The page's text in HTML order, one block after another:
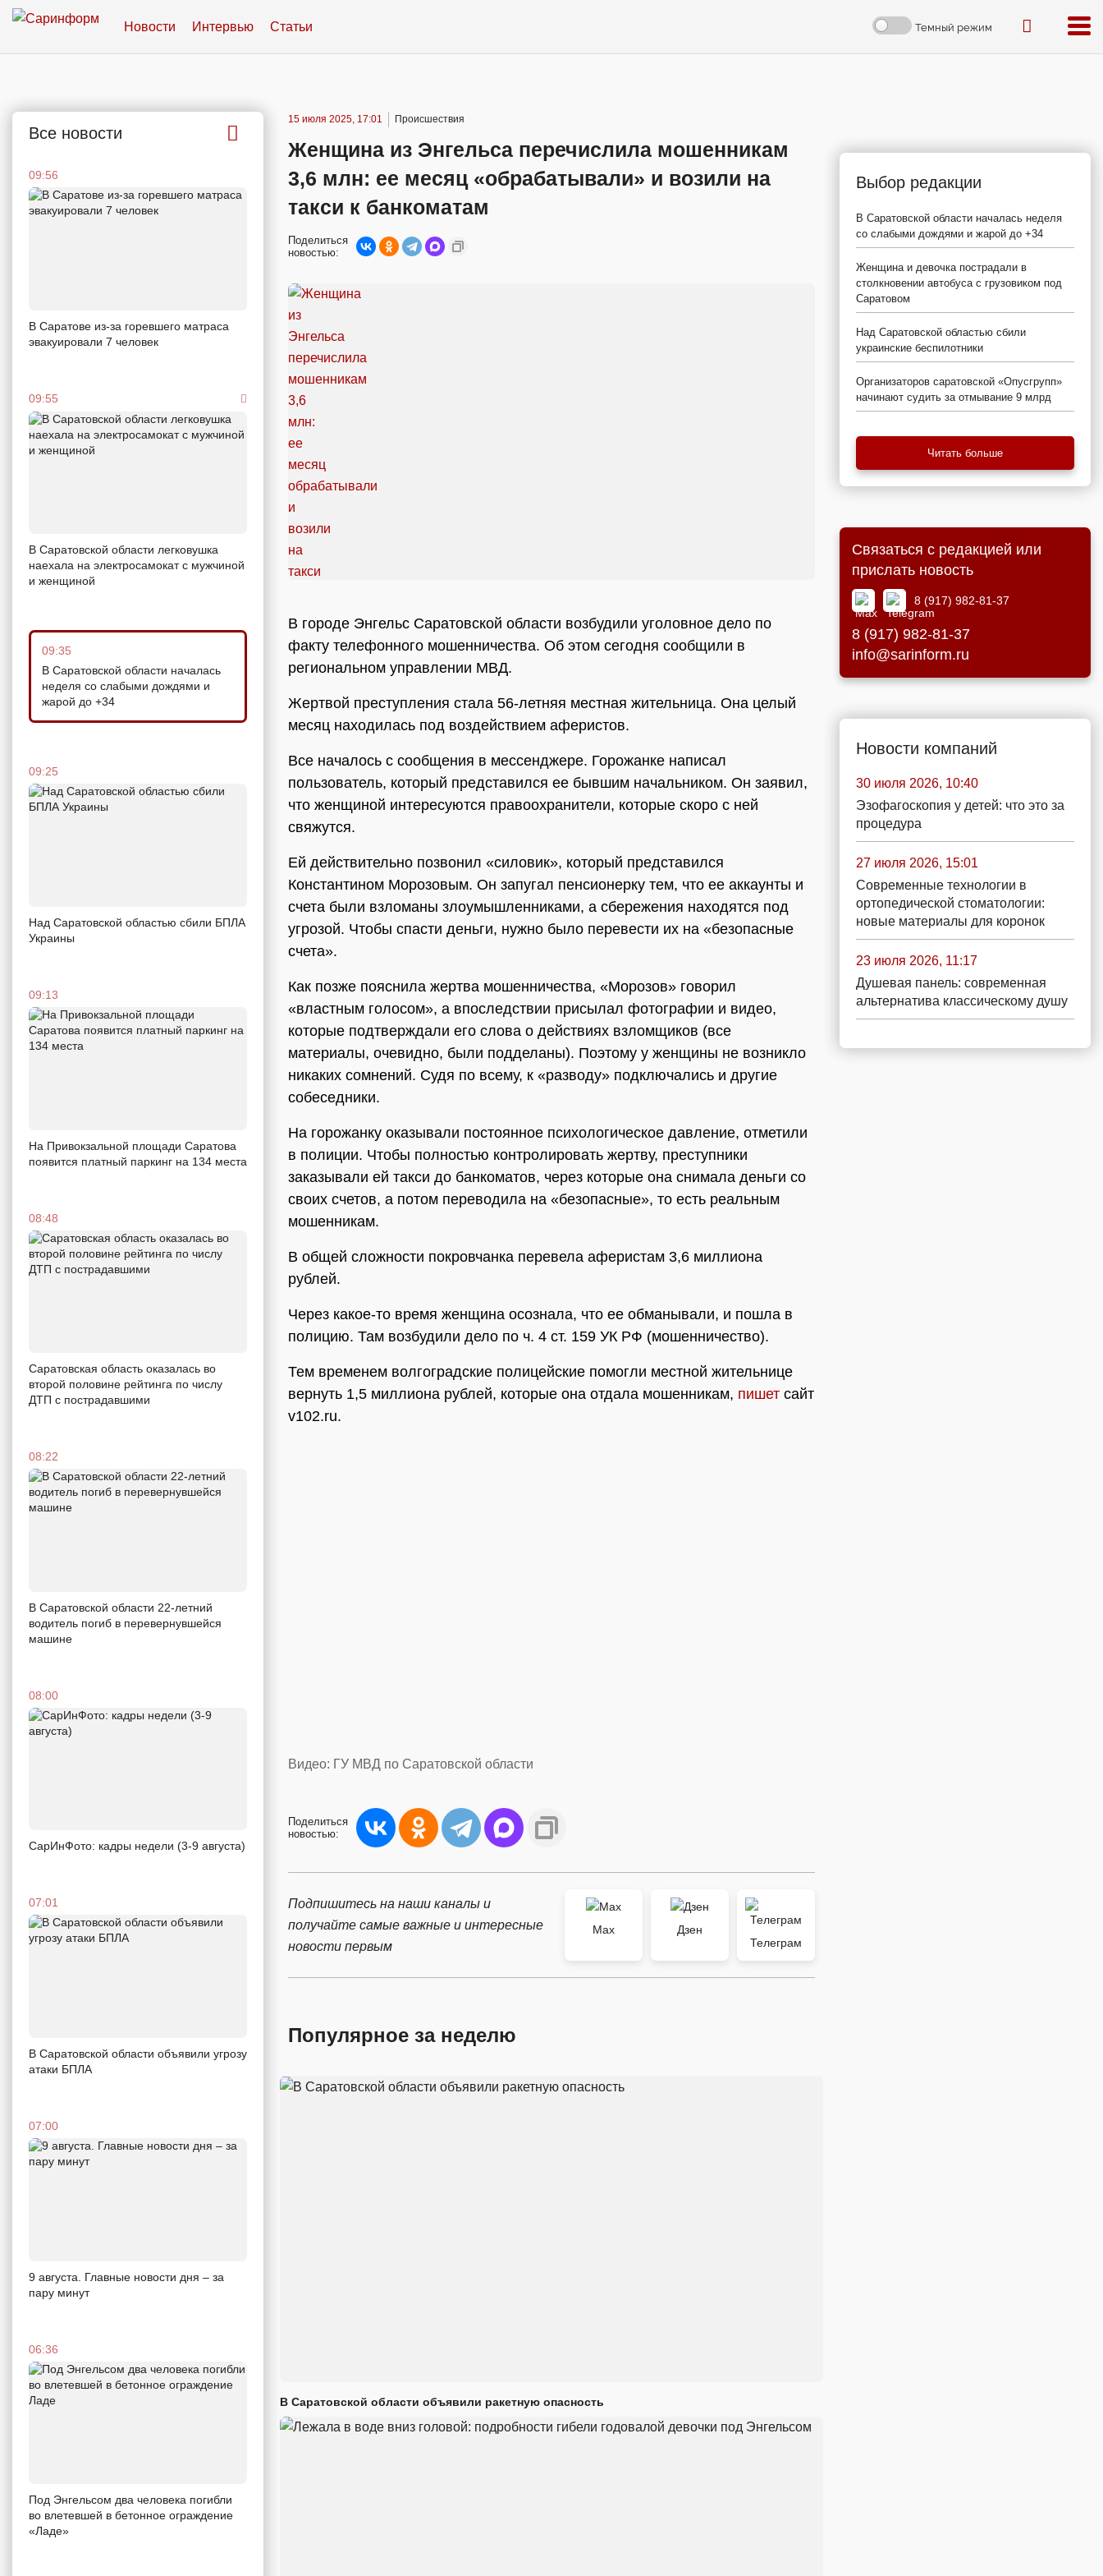
Новости Интервью Статьи Темный режим
Все новости
09:56
В Саратове из-за горевшего матраса
эвакуировали 7 человек
09:55
В Саратовской области легковушка
наехала на электросамокат с мужчиной
и женщиной
09:35
В Саратовской области началась
неделя со слабыми дождями и
жарой до +34
09:25
Над Саратовской областью сбили БПЛА
Украины
09:13
На Привокзальной площади Саратова
появится платный паркинг на 134 места
08:48
Саратовская область оказалась во
второй половине рейтинга по числу
ДТП с пострадавшими
08:22
В Саратовской области 22-летний
водитель погиб в перевернувшейся
машине
08:00
СарИнФото: кадры недели (3-9 августа)
07:01
В Саратовской области объявили угрозу
атаки БПЛА
07:00
9 августа. Главные новости дня – за
пару минут
06:36
Под Энгельсом два человека погибли
во влетевшей в бетонное ограждение
«Ладе»
15 июля 2025, 17:01 Происшествия
Женщина из Энгельса перечислила мошенникам
3,6 млн: ее месяц «обрабатывали» и возили на
такси к банкоматам
Поделиться
новостью:
В городе Энгельс Саратовской области возбудили уголовное дело по
факту телефонного мошенничества. Об этом сегодня сообщили в
региональном управлении МВД.
Жертвой преступления стала 56-летняя местная жительница. Она целый
месяц находилась под воздействием аферистов.
Все началось с сообщения в мессенджере. Горожанке написал
пользователь, который представился ее бывшим начальником. Он заявил,
что женщиной интересуются правоохранители, которые скоро с ней
свяжутся.
Ей действительно позвонил «силовик», который представился
Константином Морозовым. Он запугал пенсионерку тем, что ее аккаунты и
счета были взломаны злоумышленниками, а сбережения находятся под
угрозой. Чтобы спасти деньги, нужно было перевести их на «безопасные
счета».
Как позже пояснила жертва мошенничества, «Морозов» говорил
«властным голосом», а впоследствии присылал фотографии и видео,
которые подтверждали его слова о действиях взломщиков (все
материалы, очевидно, были подделаны). Поэтому у женщины не возникло
никаких сомнений. Судя по всему, к «разводу» подключались и другие
собеседники.
На горожанку оказывали постоянное психологическое давление, отметили
в полиции. Чтобы полностью контролировать жертву, преступники
заказывали ей такси до банкоматов, через которые она снимала деньги со
своих счетов, а потом переводила на «безопасные», то есть реальным
мошенникам.
В общей сложности покровчанка перевела аферистам 3,6 миллиона
рублей.
Через какое-то время женщина осознала, что ее обманывали, и пошла в
полицию. Там возбудили дело по ч. 4 ст. 159 УК РФ (мошенничество).
Тем временем волгоградские полицейские помогли местной жительнице
вернуть 1,5 миллиона рублей, которые она отдала мошенникам, пишет сайт
v102.ru.
Видео: ГУ МВД по Саратовской области
Поделиться
новостью:
Подпишитесь на наши каналы и
получайте самые важные и интересные
новости первым
Max
Дзен
Телеграм
Популярное за неделю
В Саратовской области объявили ракетную опасность
Выбор редакции
В Саратовской области началась неделя
со слабыми дождями и жарой до +34
Женщина и девочка пострадали в
столкновении автобуса с грузовиком под
Саратовом
Над Саратовской областью сбили
украинские беспилотники
Организаторов саратовской «Опусгрупп»
начинают судить за отмывание 9 млрд
Читать больше
Связаться с редакцией или
прислать новость
8 (917) 982-81-37
8 (917) 982-81-37
info@sarinform.ru
Новости компаний
30 июля 2026, 10:40
Эзофагоскопия у детей: что это за
процедура
27 июля 2026, 15:01
Современные технологии в
ортопедической стоматологии:
новые материалы для коронок
23 июля 2026, 11:17
Душевая панель: современная
альтернатива классическому душу